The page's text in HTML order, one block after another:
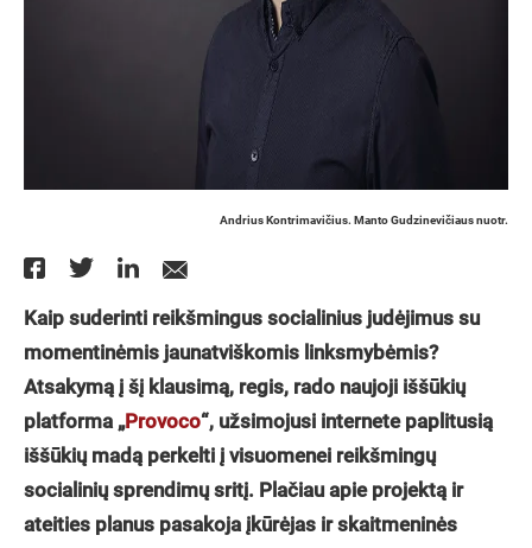
Andrius Kontrimavičius. Manto Gudzinevičiaus nuotr.
Kaip suderinti reikšmingus socialinius judėjimus su
momentinėmis jaunatviškomis linksmybėmis?
Atsakymą į šį klausimą, regis, rado naujoji iššūkių
platforma „Provoco“, užsimojusi internete paplitusią
iššūkių madą perkelti į visuomenei reikšmingų
socialinių sprendimų sritį. Plačiau apie projektą ir
ateities planus pasakoja įkūrėjas ir skaitmeninės